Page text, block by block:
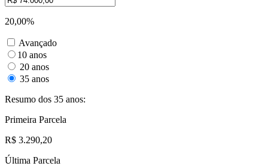
20,00%
Avançado
10 anos
20 anos
35 anos
Resumo dos 35 anos:
Primeira Parcela
R$ 3.290,20
Última Parcela